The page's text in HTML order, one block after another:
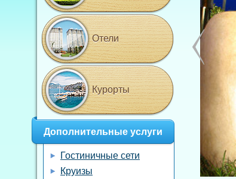
Отели
Курорты
Дополнительные услуги
Гостиничные сети
Круизы